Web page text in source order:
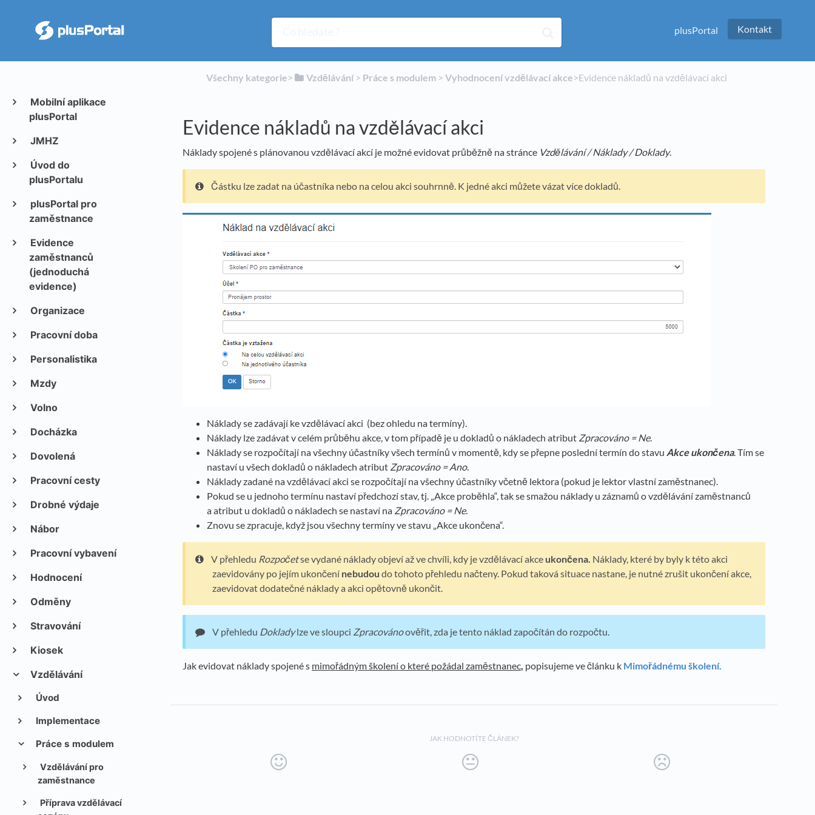
plusPortal Kontakt
Mobilní aplikace
plusPortal
JMHZ
Úvod do
plusPortalu
plusPortal pro
zaměstnance
Evidence
zaměstnanců
(jednoduchá
evidence)
Organizace
Pracovní doba
Personalistika
Mzdy
Volno
Docházka
Dovolená
Pracovní cesty
Drobné výdaje
Nábor
Pracovní vybavení
Hodnocení
Odměny
Stravování
Kiosek
Vzdělávání
Úvod
Implementace
Práce s modulem
Vzdělávání pro
zaměstnance
Příprava vzdělávací
Všechny kategorie​>​ ​Vzdělávání​ > ​ ​Práce s modulem ​ > ​​Vyhodnocení vzdělávací akce​>​ Evidence nákladů na vzdělávací akci
Evidence nákladů na vzdělávací akci
Náklady spojené s plánovanou vzdělávací akcí je možné evidovat průběžně na stránce Vzdělávání / Náklady / Doklady.
Částku lze zadat na účastníka nebo na celou akci souhrnně. K jedné akci můžete vázat více dokladů.
Náklady se zadávají ke vzdělávací akci (bez ohledu na termíny).
Náklady lze zadávat v celém průběhu akce, v tom případě je u dokladů o nákladech atribut Zpracováno = Ne.
Náklady se rozpočítají na všechny účastníky všech termínů v momentě, kdy se přepne poslední termín do stavu Akce ukončena. Tím se
nastaví u všech dokladů o nákladech atribut Zpracováno = Ano.
Náklady zadané na vzdělávací akci se rozpočítají na všechny účastníky včetně lektora (pokud je lektor vlastní zaměstnanec).
Pokud se u jednoho termínu nastaví předchozí stav, tj. „Akce proběhla“, tak se smažou náklady u záznamů o vzdělávání zaměstnanců
a atribut u dokladů o nákladech se nastaví na Zpracováno = Ne.
Znovu se zpracuje, když jsou všechny termíny ve stavu „Akce ukončena“.
V přehledu Rozpočetse vydané náklady objeví až ve chvíli, kdy je vzdělávací akce ukončena. Náklady, které by byly k této akci
zaevidovány po jejím ukončení nebudou do tohoto přehledu načteny. Pokud taková situace nastane, je nutné zrušit ukončení akce,
zaevidovat dodatečné náklady a akci opětovně ukončit.
V přehledu Dokladylze ve sloupci Zpracovánoověřit, zda je tento náklad započítán do rozpočtu.
Jak evidovat náklady spojené s mimořádným školení o které požádal zaměstnanec, popisujeme ve článku k Mimořádnému školení.
JAK HODNOTÍTE ČLÁNEK?